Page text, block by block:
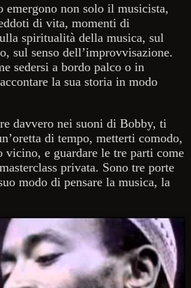
emergono non solo il musicista,
di vita, momenti di
spiritualità della musica, sul
sul senso dell’improvvisazione.
sedersi a bordo palco o in
la sua storia in modo
davvero nei suoni di Bobby, ti
di tempo, metterti comodo,
vicino, e guardare le tre parti come
privata. Sono tre porte
modo di pensare la musica, la